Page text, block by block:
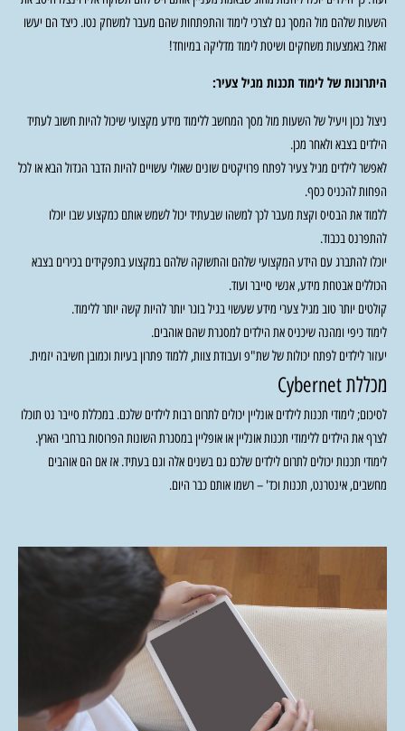
השעות שלהם מול המסך גם לצרכי לימוד והתפתחות שהם מעבר למשחק נטו. כיצד הם יעשו
זאת? באמצעות משחקים ושיטת לימוד מדליקה במיוחד!
היתרונות של לימוד תכנות מגיל צעיר:
ניצול נכון ויעיל של השעות מול מסך המחשב ללימוד מידע מקצועי שיכול להיות חשוב לעתיד
הילדים בצבא ולאחר מכן.
לאפשר לילדים מגיל צעיר לפתח פרויקטים שונים שאולי עשויים להיות הדבר הגדול הבא או לכל
הפחות להכניס כסף.
ללמוד את הבסיס וקצת מעבר לכך למשהו שבעתיד יכול לשמש אותם כמקצוע שבו יוכלו
להתפרנס בכבוד.
יוכלו להתברג עם הידע המקצועי שלהם והתשוקה שלהם במקצוע בתפקידים בכירים בצבא
הכוללים אבטחת מידע, אנשי סייבר ועוד.
קולטים יותר טוב מגיל צערי מידע שעשוי בגיל בוגר יותר להיות קשה יותר ללימוד.
לימוד כיפי ומהנה שיכניס את הילדים למסגרת שהם אוהבים.
יעזור לילדים לפתח יכולות של שת"פ ועבודת צוות, ללמוד פתרון בעיות וכמובן חשיבה יזמית.
מכללת Cybernet
לסיכום; לימודי תכנות לילדים אונליין יכולים לתרום רבות לילדים שלכם. במכללת סייבר נט תוכלו
לצרף את הילדים ללימודי תכנות אונליין או אופליין במסגרת השונות הפרוסות ברחבי הארץ.
לימודי תכנות יכולים לתרום לילדים שלכם גם בשנים אלה וגם בעתיד. אז אם הם אוהבים
מחשבים, אינטרנט, תכנות וכד' – רשמו אותם כבר היום.